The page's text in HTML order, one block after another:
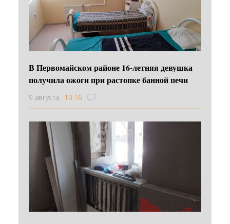
В Первомайском районе 16‑летняя девушка
получила ожоги при растопке банной печи
9 августа 10:16